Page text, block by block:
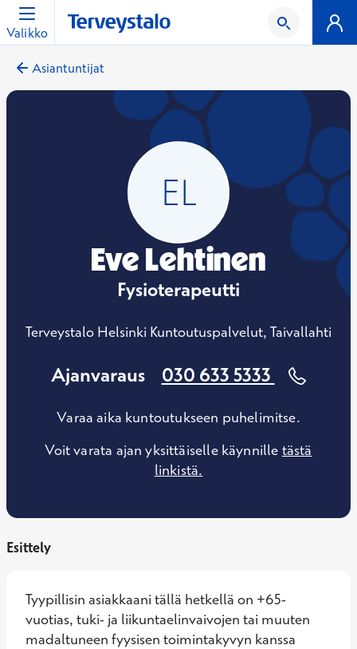
Valikko
Asiantuntijat
Eve Lehtinen
Fysioterapeutti
Terveystalo Helsinki Kuntoutuspalvelut, Taivallahti
Ajanvaraus 030 633 5333
Varaa aika kuntoutukseen puhelimitse.
Voit varata ajan yksittäiselle käynnille tästä
linkistä.
Esittely
Tyypillisin asiakkaani tällä hetkellä on +65-
vuotias, tuki- ja liikuntaelinvaivojen tai muuten
madaltuneen fyysisen toimintakyvyn kanssa